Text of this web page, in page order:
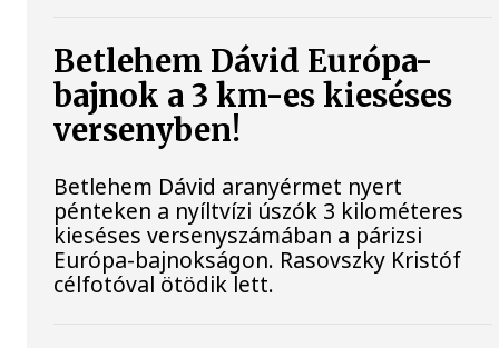
Betlehem Dávid Európa-
bajnok a 3 km-es kieséses
versenyben!
Betlehem Dávid aranyérmet nyert
pénteken a nyíltvízi úszók 3 kilométeres
kieséses versenyszámában a párizsi
Európa-bajnokságon. Rasovszky Kristóf
célfotóval ötödik lett.